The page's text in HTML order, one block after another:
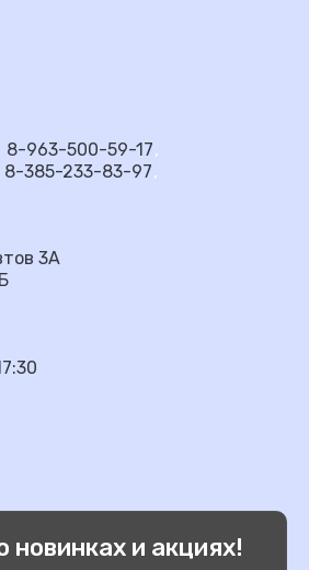
8-963-500-59-17
8-385-233-83-97
3А
новинках и акциях!